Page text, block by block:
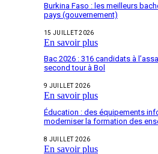
Burkina Faso : les meilleurs
pays (gouvernement)
15 JUILLET 2026
En savoir plus
Bac 2026 : 316 candidats à
second tour à Bol
9 JUILLET 2026
En savoir plus
Éducation : des équipements
moderniser la formation des
8 JUILLET 2026
En savoir plus